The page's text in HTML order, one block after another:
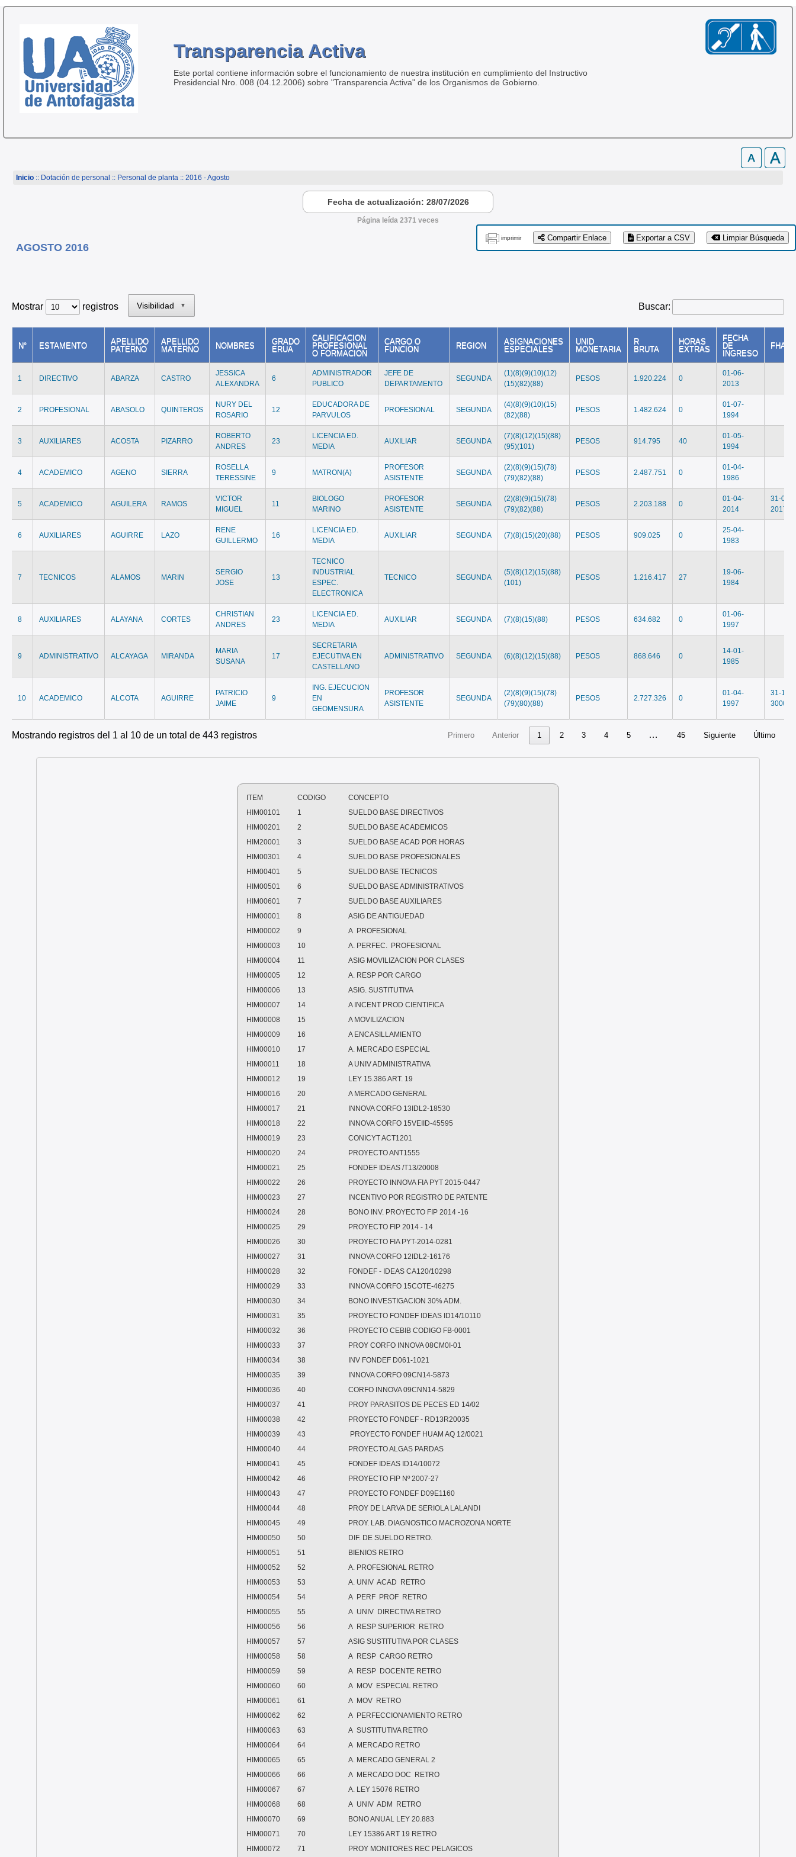
Transparencia Activa
Este portal contiene información sobre el funcionamiento de nuestra institución en cumplimiento del Instructivo
Presidencial Nro. 008 (04.12.2006) sobre "Transparencia Activa" de los Organismos de Gobierno.
Inicio:: Dotación de personal :: Personal de planta:: 2016 - Agosto
Fecha de actualización: 28/07/2026
Página leída 2371 veces
Limpiar Búsqueda
Exportar a CSV
Compartir Enlace
imprimir
AGOSTO 2016
Mostrar registros Visibilidad ▼ Buscar:
N° ESTAMENTO
APELLIDO
PATERNO
APELLIDO
MATERNO
NOMBRES
GRADO
ERUA
CALIFICACION
PROFESIONAL
O FORMACION
CARGO O
FUNCION
REGION
ASIGNACIONES
ESPECIALES
UNID
MONETARIA
R
BRUTA
HORAS
EXTRAS
FECHA
DE
INGRESO
1 DIRECTIVO ABARZA CASTRO
JESSICA
ALEXANDRA
6
ADMINISTRADOR
PUBLICO
JEFE DE
DEPARTAMENTO
SEGUNDA
(1)(8)(9)(10)(12)
(15)(82)(88)
PESOS 1.920.224 0
01-06-
2013
2 PROFESIONAL ABASOLO QUINTEROS
NURY DEL
ROSARIO
12
EDUCADORA DE
PARVULOS
PROFESIONAL SEGUNDA
(4)(8)(9)(10)(15)
(82)(88)
PESOS 1.482.624 0
01-07-
1994
3 AUXILIARES ACOSTA PIZARRO
ROBERTO
ANDRES
23
LICENCIA ED.
MEDIA
AUXILIAR SEGUNDA
(7)(8)(12)(15)(88)
(95)(101)
PESOS 914.795 40
01-05-
1994
4 ACADEMICO AGENO SIERRA
ROSELLA
TERESSINE
9 MATRON(A)
PROFESOR
ASISTENTE
SEGUNDA
(2)(8)(9)(15)(78)
(79)(82)(88)
PESOS 2.487.751 0
01-04-
1986
5 ACADEMICO AGUILERA RAMOS
VICTOR
MIGUEL
11
BIOLOGO
MARINO
PROFESOR
ASISTENTE
SEGUNDA
(2)(8)(9)(15)(78)
(79)(82)(88)
PESOS 2.203.188 0
01-04-
2014
31-03-
2017
6 AUXILIARES AGUIRRE LAZO
RENE
GUILLERMO
16
LICENCIA ED.
MEDIA
AUXILIAR SEGUNDA (7)(8)(15)(20)(88) PESOS 909.025 0
25-04-
1983
7 TECNICOS ALAMOS MARIN
SERGIO
JOSE
13
TECNICO
INDUSTRIAL
ESPEC.
ELECTRONICA
TECNICO SEGUNDA
(5)(8)(12)(15)(88)
(101)
PESOS 1.216.417 27
19-06-
1984
8 AUXILIARES ALAYANA CORTES
CHRISTIAN
ANDRES
23
LICENCIA ED.
MEDIA
AUXILIAR SEGUNDA (7)(8)(15)(88) PESOS 634.682 0
01-06-
1997
9 ADMINISTRATIVO ALCAYAGA MIRANDA
MARIA
SUSANA
17
SECRETARIA
EJECUTIVA EN
CASTELLANO
ADMINISTRATIVO SEGUNDA (6)(8)(12)(15)(88) PESOS 868.646 0
14-01-
1985
10 ACADEMICO ALCOTA AGUIRRE
PATRICIO
JAIME
9
ING. EJECUCION
EN
GEOMENSURA
PROFESOR
ASISTENTE
SEGUNDA
(2)(8)(9)(15)(78)
(79)(80)(88)
PESOS 2.727.326 0
01-04-
1997
31-12-
3000
Mostrando registros del 1 al 10 de un total de 443 registros Primero Anterior 1 2 3 4 5 … 45 Siguiente Último
ITEM CODIGO
CONCEPTO
HIM00101
1
SUELDO BASE DIRECTIVOS
HIM00201
2
SUELDO BASE ACADEMICOS
HIM20001
3
SUELDO BASE ACAD POR HORAS
HIM00301
4
SUELDO BASE PROFESIONALES
HIM00401
5
SUELDO BASE TECNICOS
HIM00501
6
SUELDO BASE ADMINISTRATIVOS
HIM00601
7
SUELDO BASE AUXILIARES
HIM00001
8
ASIG DE ANTIGUEDAD
HIM00002
9 A PROFESIONAL
HIM00003
10 A. PERFEC. PROFESIONAL
HIM00004
11
ASIG MOVILIZACION POR CLASES
HIM00005
12
A. RESP POR CARGO
HIM00006
13
ASIG. SUSTITUTIVA
HIM00007
14
A INCENT PROD CIENTIFICA
HIM00008
15
A MOVILIZACION
HIM00009
16
A ENCASILLAMIENTO
HIM00010
17
A. MERCADO ESPECIAL
HIM00011
18
A UNIV ADMINISTRATIVA
HIM00012
19
LEY 15.386 ART. 19
HIM00016
20
A MERCADO GENERAL
HIM00017
21
INNOVA CORFO 13IDL2-18530
HIM00018
22
INNOVA CORFO 15VEIID-45595
HIM00019
23
CONICYT ACT1201
HIM00020
24
PROYECTO ANT1555
HIM00021
25
FONDEF IDEAS /T13/20008
HIM00022
26
PROYECTO INNOVA FIA PYT 2015-0447
HIM00023
27
INCENTIVO POR REGISTRO DE PATENTE
HIM00024
28
BONO INV. PROYECTO FIP 2014 -16
HIM00025
29
PROYECTO FIP 2014 - 14
HIM00026
30
PROYECTO FIA PYT-2014-0281
HIM00027
31
INNOVA CORFO 12IDL2-16176
HIM00028
32
FONDEF - IDEAS CA120/10298
HIM00029
33
INNOVA CORFO 15COTE-46275
HIM00030
34
BONO INVESTIGACION 30% ADM.
HIM00031
35
PROYECTO FONDEF IDEAS ID14/10110
HIM00032
36
PROYECTO CEBIB CODIGO FB-0001
HIM00033
37
PROY CORFO INNOVA 08CM0I-01
HIM00034
38
INV FONDEF D061-1021
HIM00035
39
INNOVA CORFO 09CN14-5873
HIM00036
40
CORFO INNOVA 09CNN14-5829
HIM00037
41
PROY PARASITOS DE PECES ED 14/02
HIM00038
42
PROYECTO FONDEF - RD13R20035
HIM00039
43
PROYECTO FONDEF HUAM AQ 12/0021
HIM00040
44
PROYECTO ALGAS PARDAS
HIM00041
45
FONDEF IDEAS ID14/10072
HIM00042
46
PROYECTO FIP Nº 2007-27
HIM00043
47
PROYECTO FONDEF D09E1160
HIM00044
48
PROY DE LARVA DE SERIOLA LALANDI
HIM00045
49
PROY. LAB. DIAGNOSTICO MACROZONA NORTE
HIM00050
50
DIF. DE SUELDO RETRO.
HIM00051
51
BIENIOS RETRO
HIM00052
52
A. PROFESIONAL RETRO
HIM00053
53 A. UNIV ACAD RETRO
HIM00054
54 A PERF PROF RETRO
HIM00055
55 A UNIV DIRECTIVA RETRO
HIM00056
56 A RESP SUPERIOR RETRO
HIM00057
57
ASIG SUSTITUTIVA POR CLASES
HIM00058
58 A RESP CARGO RETRO
HIM00059
59 A RESP DOCENTE RETRO
HIM00060
60 A MOV ESPECIAL RETRO
HIM00061
61 A MOV RETRO
HIM00062
62 A PERFECCIONAMIENTO RETRO
HIM00063
63 A SUSTITUTIVA RETRO
HIM00064
64 A MERCADO RETRO
HIM00065
65
A. MERCADO GENERAL 2
HIM00066
66 A MERCADO DOC RETRO
HIM00067
67
A. LEY 15076 RETRO
HIM00068
68 A UNIV ADM RETRO
HIM00070
69
BONO ANUAL LEY 20.883
HIM00071
70
LEY 15386 ART 19 RETRO
HIM00072
71 PROY MONITORES REC PELAGICOS